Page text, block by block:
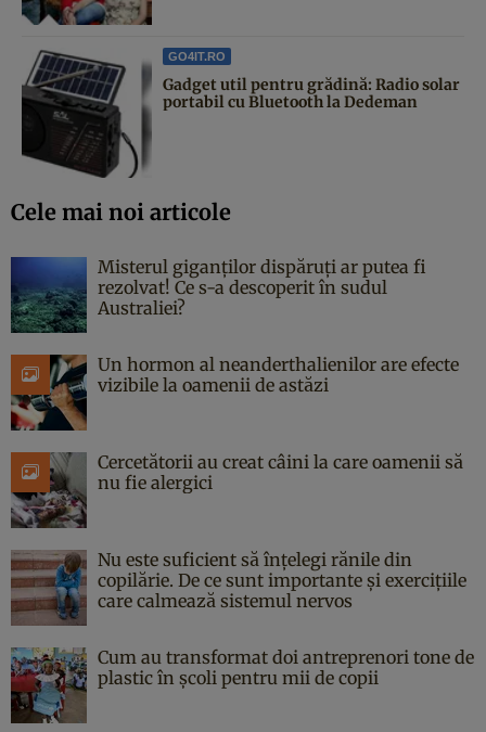
GO4IT.RO
Gadget util pentru grădină: Radio solar
portabil cu Bluetooth la Dedeman
Cele mai noi articole
Misterul giganților dispăruți ar putea fi
rezolvat! Ce s-a descoperit în sudul
Australiei?
Un hormon al neanderthalienilor are efecte
vizibile la oamenii de astăzi
Cercetătorii au creat câini la care oamenii să
nu fie alergici
Nu este suficient să înțelegi rănile din
copilărie. De ce sunt importante și exercițiile
care calmează sistemul nervos
Cum au transformat doi antreprenori tone de
plastic în școli pentru mii de copii